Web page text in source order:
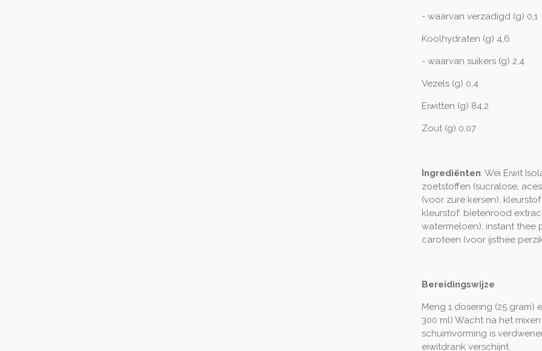
- waarvan verzadigd (g) 0,1
Koolhydraten (g) 4,6
- waarvan suikers (g) 2,4
Vezels (g) 0,4
Eiwitten (g) 84,2
Zout (g) 0,07
Ingrediënten: Wei Eiwit
zoetstoffen (sucralose,
(voor zure kersen),
kleurstof: bietenrood
watermeloen), instant thee
caroteen (voor ijsthee
Bereidingswijze
Meng 1 dosering (25 gram)
300 ml) Wacht na het
schuimvorming is
eiwitdrank verschijnt.